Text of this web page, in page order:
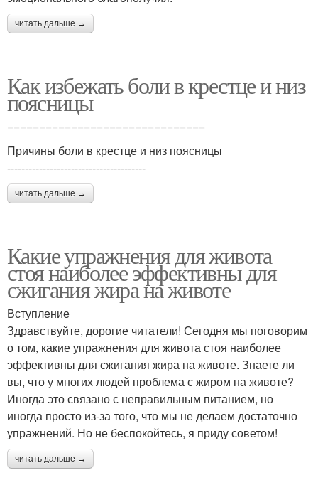
читать дальше →
Как избежать боли в крестце и низ
поясницы
===============================
Причины боли в крестце и низ поясницы
---------------------------------------
читать дальше →
Какие упражнения для живота
стоя наиболее эффективны для
сжигания жира на животе
Вступление
Здравствуйте, дорогие читатели! Сегодня мы поговорим
о том, какие упражнения для живота стоя наиболее
эффективны для сжигания жира на животе. Знаете ли
вы, что у многих людей проблема с жиром на животе?
Иногда это связано с неправильным питанием, но
иногда просто из-за того, что мы не делаем достаточно
упражнений. Но не беспокойтесь, я приду советом!
читать дальше →